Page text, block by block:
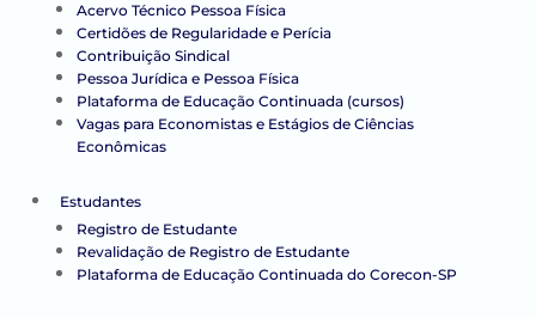
Acervo Técnico Pessoa Física
Certidões de Regularidade e Perícia
Contribuição Sindical
Pessoa Jurídica e Pessoa Física
Plataforma de Educação Continuada (cursos)
Vagas para Economistas e Estágios de Ciências
Econômicas
Estudantes
Registro de Estudante
Revalidação de Registro de Estudante
Plataforma de Educação Continuada do Corecon-SP